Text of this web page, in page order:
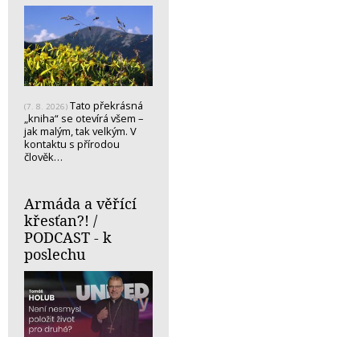
(7. 8. 2026) Tato překrásná
„kniha“ se otevírá všem –
jak malým, tak velkým. V
kontaktu s přírodou
člověk…
Armáda a věřící
křesťan?! /
PODCAST - k
poslechu